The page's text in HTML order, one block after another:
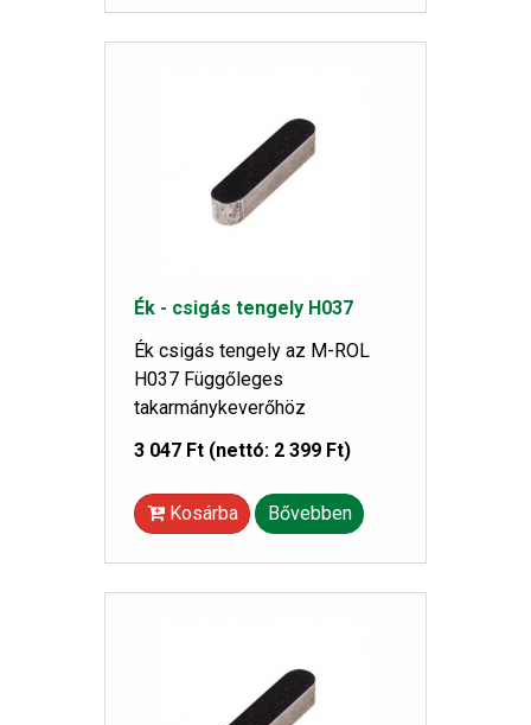
Ék - csigás tengely H037
Ék csigás tengely az M-ROL
H037 Függőleges
takarmánykeverőhöz
3 047 Ft (nettó: 2 399 Ft)
Kosárba Bővebben